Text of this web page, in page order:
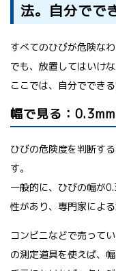
法。自分でで
すべてのひびが危険な
でも、放置してはいけ
ここでは、自分ででき
幅で見る：
ひびの危険度を判断す
す。
一般的に、ひびの幅が
性があり、専門家によ
コンビニなどで売って
の測定道具を使えば、